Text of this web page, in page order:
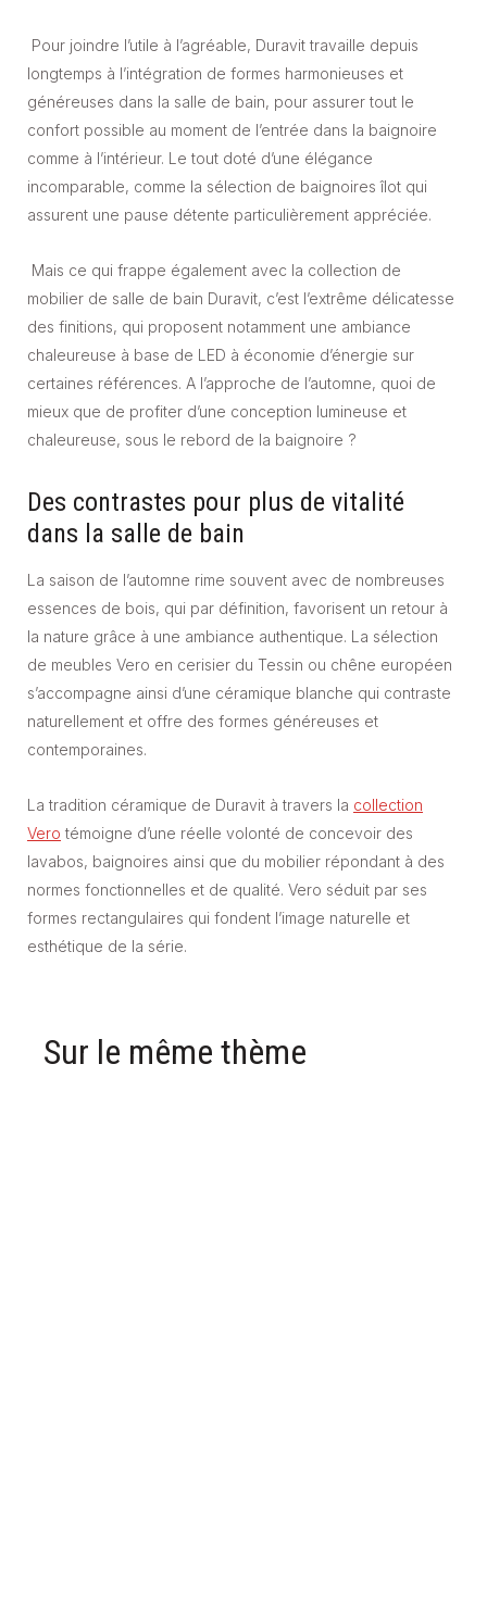
Pour joindre l’utile à l’agréable, Duravit travaille depuis
longtemps à l’intégration de formes harmonieuses et
généreuses dans la salle de bain, pour assurer tout le
confort possible au moment de l’entrée dans la baignoire
comme à l’intérieur. Le tout doté d’une élégance
incomparable, comme la sélection de baignoires îlot qui
assurent une pause détente particulièrement appréciée.
Mais ce qui frappe également avec la collection de
mobilier de salle de bain Duravit, c’est l’extrême délicatesse
des finitions, qui proposent notamment une ambiance
chaleureuse à base de LED à économie d’énergie sur
certaines références. A l’approche de l’automne, quoi de
mieux que de profiter d’une conception lumineuse et
chaleureuse, sous le rebord de la baignoire ?
Des contrastes pour plus de vitalité
dans la salle de bain
La saison de l’automne rime souvent avec de nombreuses
essences de bois, qui par définition, favorisent un retour à
la nature grâce à une ambiance authentique. La sélection
de meubles Vero en cerisier du Tessin ou chêne européen
s’accompagne ainsi d’une céramique blanche qui contraste
naturellement et offre des formes généreuses et
contemporaines.
La tradition céramique de Duravit à travers la collection
Vero témoigne d’une réelle volonté de concevoir des
lavabos, baignoires ainsi que du mobilier répondant à des
normes fonctionnelles et de qualité. Vero séduit par ses
formes rectangulaires qui fondent l’image naturelle et
esthétique de la série.
Sur le même thème